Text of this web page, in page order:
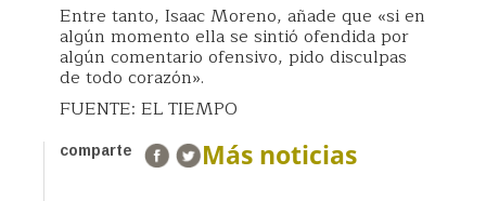
Entre tanto, Isaac Moreno, añade que «si en
algún momento ella se sintió ofendida por
algún comentario ofensivo, pido disculpas
de todo corazón».
FUENTE: EL TIEMPO
comparte Más noticias